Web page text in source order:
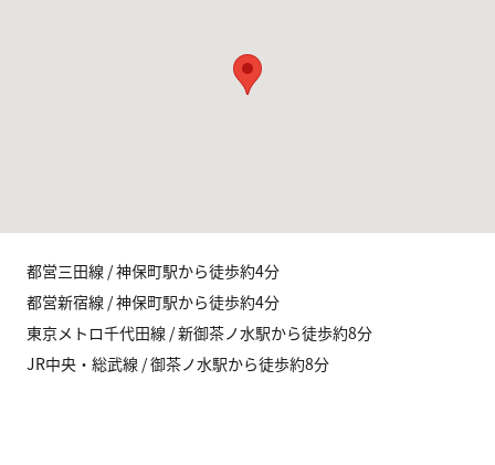
都営三田線 / 神保町駅から徒歩約4分
都営新宿線 / 神保町駅から徒歩約4分
東京メトロ千代田線 / 新御茶ノ水駅から徒歩約8分
JR中央・総武線 / 御茶ノ水駅から徒歩約8分